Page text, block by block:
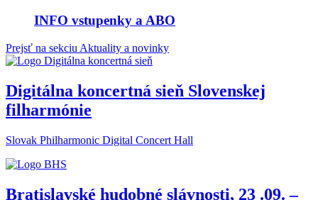
INFO vstupenky a ABO
Prejsť na sekciu Aktuality a novinky
Digitálna koncertná sieň Slovenskej
filharmónie
Slovak Philharmonic Digital Concert Hall
Bratislavské hudobné slávnosti, 23 .09. –